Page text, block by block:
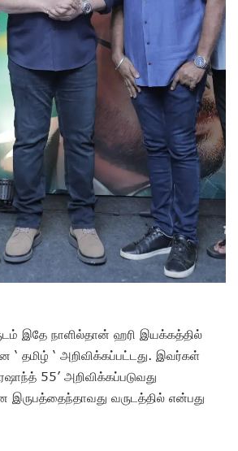
இதே நாளில்தான் ஹரி இயக்கத்தில்
‘ தமிழ் ‘ அறிவிக்கப்பட்டது. இவர்கள்
55’ அறிவிக்கப்படுவது
இருபத்தைந்தாவது வருடத்தில் என்பது